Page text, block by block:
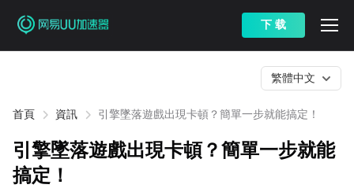
下 载
首頁 資訊 引擎墜落遊戲出現卡頓？簡單一步就能搞定！
繁體中文
引擎墜落遊戲出現卡頓？簡單一步就能
搞定！